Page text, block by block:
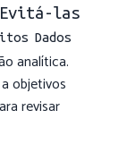
Evitá-las
Dados
analítica.
objetivos
revisar